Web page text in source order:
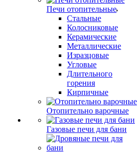
Печи отопительные
Стальные
Колосниковые
Керамические
Металлические
Изразцовые
Угловые
Длительного
горения
Кирпичные
Отопительно варочные
Газовые печи для бани